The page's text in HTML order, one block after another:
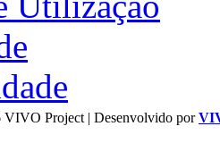
Project | Desenvolvido por